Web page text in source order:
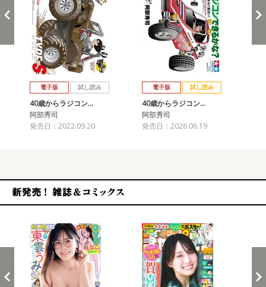
電子版 試し読み
40歳からラジコン…
阿部秀司
発売日：2022.09.20
電子版 試し読み
40歳からラジコン…
阿部秀司
発売日：2026.06.19